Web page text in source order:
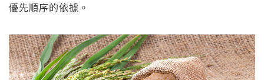
優先順序的依據。